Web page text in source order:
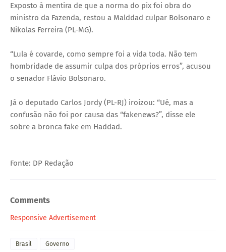
Exposto à mentira de que a norma do pix foi obra do
ministro da Fazenda, restou a Malddad culpar Bolsonaro e
Nikolas Ferreira (PL-MG).
“Lula é covarde, como sempre foi a vida toda. Não tem
hombridade de assumir culpa dos próprios erros”, acusou
o senador Flávio Bolsonaro.
Já o deputado Carlos Jordy (PL-RJ) iroizou: “Ué, mas a
confusão não foi por causa das “fakenews?”, disse ele
sobre a bronca fake em Haddad.
Fonte: DP Redação
Comments
Responsive Advertisement
Brasil Governo